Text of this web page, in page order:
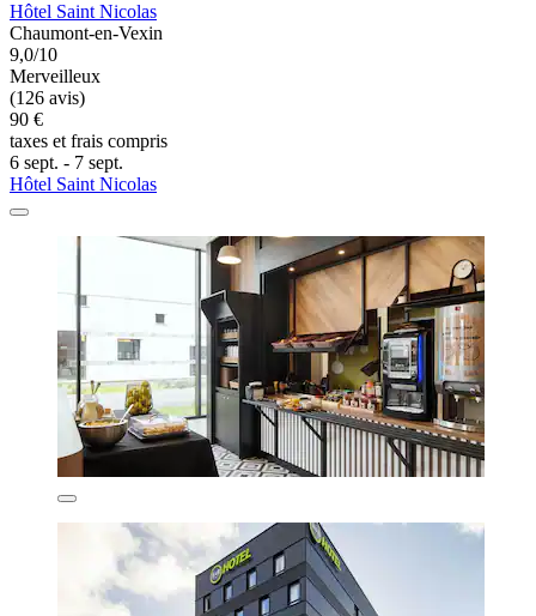
Hôtel Saint Nicolas
Chaumont-en-Vexin
9,0/10
Merveilleux
(126 avis)
90 €
taxes et frais compris
6 sept. - 7 sept.
Hôtel Saint Nicolas